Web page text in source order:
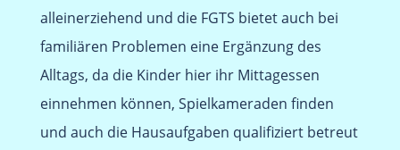
alleinerziehend und die FGTS bietet auch bei
familiären Problemen eine Ergänzung des
Alltags, da die Kinder hier ihr Mittagessen
einnehmen können, Spielkameraden finden
und auch die Hausaufgaben qualifiziert betreut